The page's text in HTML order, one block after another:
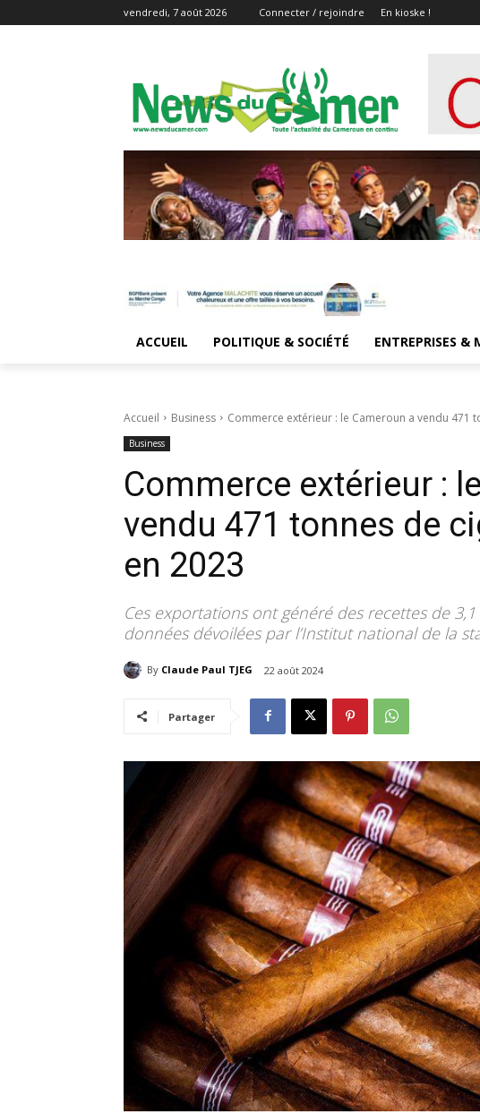
vendredi, 7 août 2026 Connecter / rejoindre En kioske !
ACCUEIL POLITIQUE & SOCIÉTÉ ENTREPRISES &
Accueil Business Commerce extérieur : le Cameroun a vendu 471
Business
Commerce extérieur :
vendu 471 tonnes de
en 2023
Ces exportations ont généré des recettes de
données dévoilées par l’Institut national de la
By Claude Paul TJEG 22 août 2024
Partager